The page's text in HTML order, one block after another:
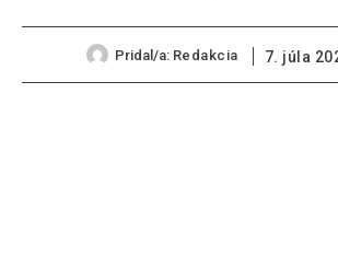
Pridal/a: Redakcia 7. júla